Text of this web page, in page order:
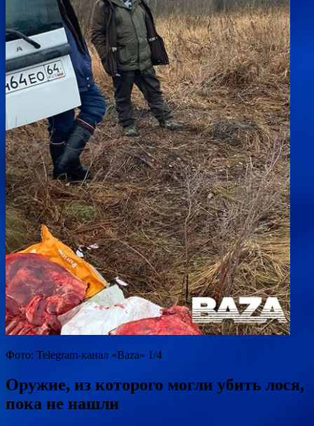
Фото: Telegram-канал «Baza» 1/4
Оружие, из которого могли убить лося,
пока не нашли